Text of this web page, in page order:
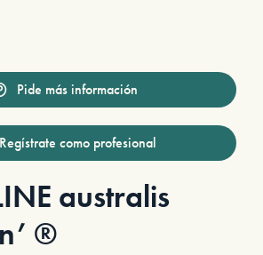
Pide más información
Regístrate como profesional
australis
®